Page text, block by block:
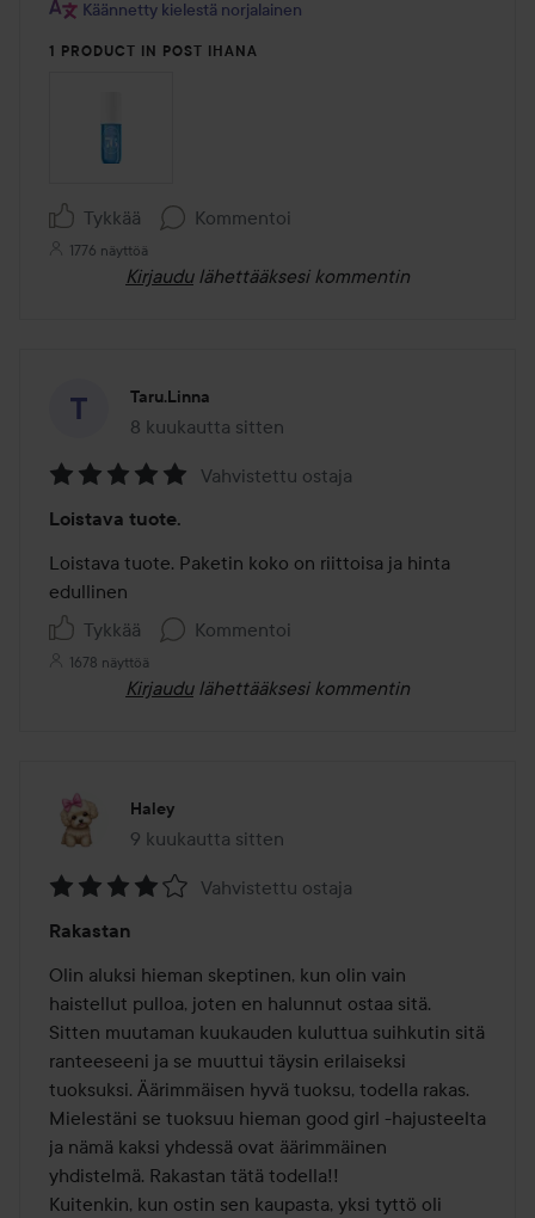
Käännetty kielestä norjalainen
1 PRODUCT IN POST IHANA
Tykkää Kommentoi
1776 näyttöä
Kirjaudu lähettääksesi kommentin
Taru.Linna
8 kuukautta sitten
Viesti luotiin 8 kuukautta sitten
5
/
5
Vahvistettu ostaja
Loistava tuote.
Loistava tuote. Paketin koko on riittoisa ja hinta
edullinen
Tykkää
Kommentoi
1678 näyttöä
Kirjaudu lähettääksesi kommentin
Haley
9 kuukautta sitten
Viesti luotiin 9 kuukautta sitten
4
/
5
Vahvistettu ostaja
Rakastan
Olin aluksi hieman skeptinen, kun olin vain
haistellut pulloa, joten en halunnut ostaa sitä.
Sitten muutaman kuukauden kuluttua suihkutin sitä
ranteeseeni ja se muuttui täysin erilaiseksi
tuoksuksi. Äärimmäisen hyvä tuoksu, todella rakas.
Mielestäni se tuoksuu hieman good girl -hajusteelta
ja nämä kaksi yhdessä ovat äärimmäinen
yhdistelmä. Rakastan tätä todella!!
Kuitenkin, kun ostin sen kaupasta, yksi tyttö oli